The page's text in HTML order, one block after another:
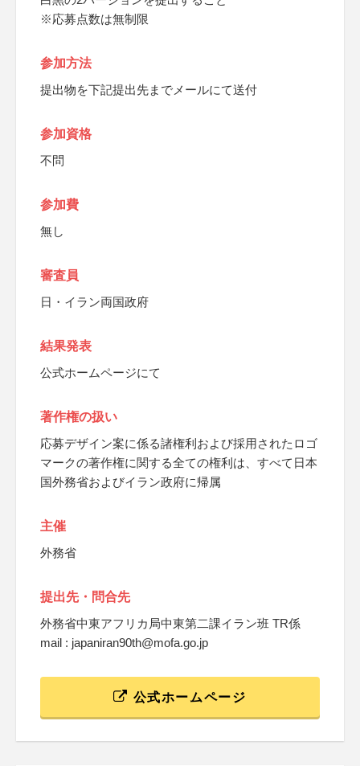
※応募点数は無制限
参加方法
提出物を下記提出先までメールにて送付
参加資格
不問
参加費
無し
審査員
日・イラン両国政府
結果発表
公式ホームページにて
著作権の扱い
応募デザイン案に係る諸権利および採用されたロゴ
マークの著作権に関する全ての権利は、すべて日本
国外務省およびイラン政府に帰属
主催
外務省
提出先・問合先
外務省中東アフリカ局中東第二課イラン班 TR係
mail : japaniran90th@mofa.go.jp
公式ホームページ